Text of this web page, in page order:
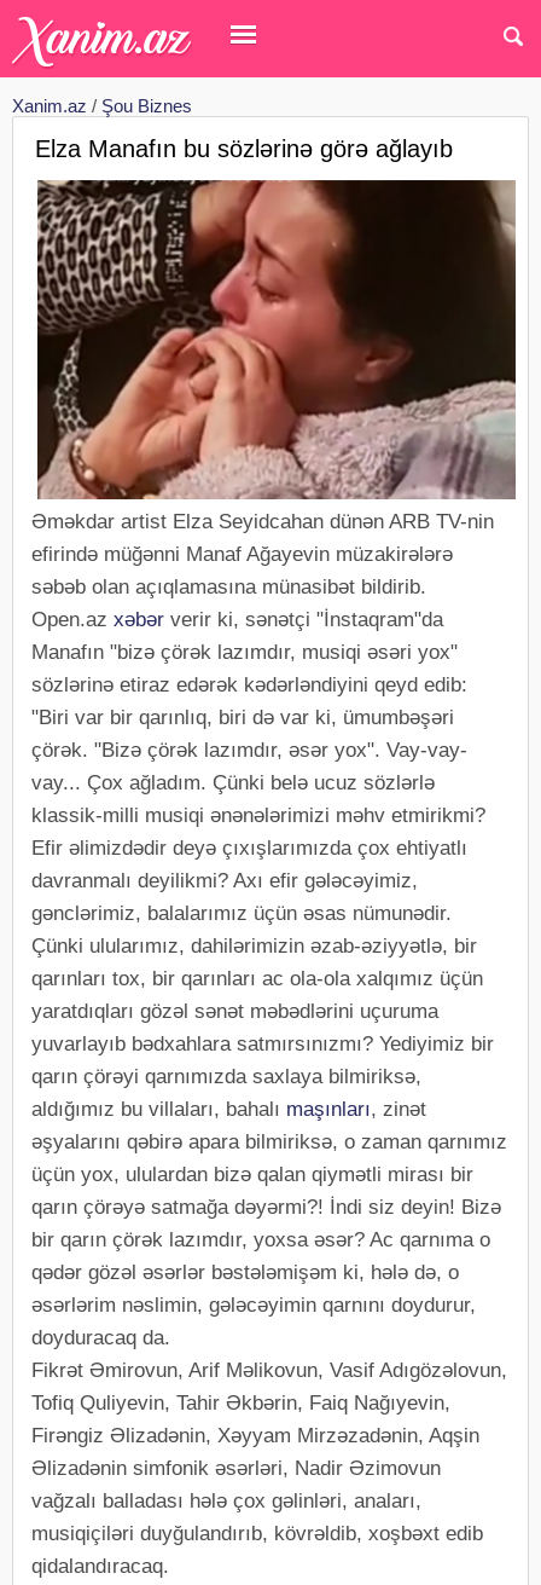
Xanim.az / Şou Biznes
Elza Manafın bu sözlərinə görə ağlayıb
Əməkdar artist Elza Seyidcahan dünən ARB TV-nin
efirində müğənni Manaf Ağayevin müzakirələrə
səbəb olan açıqlamasına münasibət bildirib.
Open.az xəbər verir ki, sənətçi "İnstaqram"da
Manafın "bizə çörək lazımdır, musiqi əsəri yox"
sözlərinə etiraz edərək kədərləndiyini qeyd edib:
"Biri var bir qarınlıq, biri də var ki, ümumbəşəri
çörək. "Bizə çörək lazımdır, əsər yox". Vay-vay-
vay... Çox ağladım. Çünki belə ucuz sözlərlə
klassik-milli musiqi ənənələrimizi məhv etmirikmi?
Efir əlimizdədir deyə çıxışlarımızda çox ehtiyatlı
davranmalı deyilikmi? Axı efir gələcəyimiz,
gənclərimiz, balalarımız üçün əsas nümunədir.
Çünki ulularımız, dahilərimizin əzab-əziyyətlə, bir
qarınları tox, bir qarınları ac ola-ola xalqımız üçün
yaratdıqları gözəl sənət məbədlərini uçuruma
yuvarlayıb bədxahlara satmırsınızmı? Yediyimiz bir
qarın çörəyi qarnımızda saxlaya bilmiriksə,
aldığımız bu villaları, bahalı maşınları, zinət
əşyalarını qəbirə apara bilmiriksə, o zaman qarnımız
üçün yox, ululardan bizə qalan qiymətli mirası bir
qarın çörəyə satmağa dəyərmi?! İndi siz deyin! Bizə
bir qarın çörək lazımdır, yoxsa əsər? Ac qarnıma o
qədər gözəl əsərlər bəstələmişəm ki, hələ də, o
əsərlərim nəslimin, gələcəyimin qarnını doydurur,
doyduracaq da.
Fikrət Əmirovun, Arif Məlikovun, Vasif Adıgözəlovun,
Tofiq Quliyevin, Tahir Əkbərin, Faiq Nağıyevin,
Firəngiz Əlizadənin, Xəyyam Mirzəzadənin, Aqşin
Əlizadənin simfonik əsərləri, Nadir Əzimovun
vağzalı balladası hələ çox gəlinləri, anaları,
musiqiçiləri duyğulandırıb, kövrəldib, xoşbəxt edib
qidalandıracaq.